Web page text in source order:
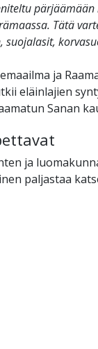
Tätä
suojalasit,
ja
eläinlajien
Sanan
ja
paljastaa